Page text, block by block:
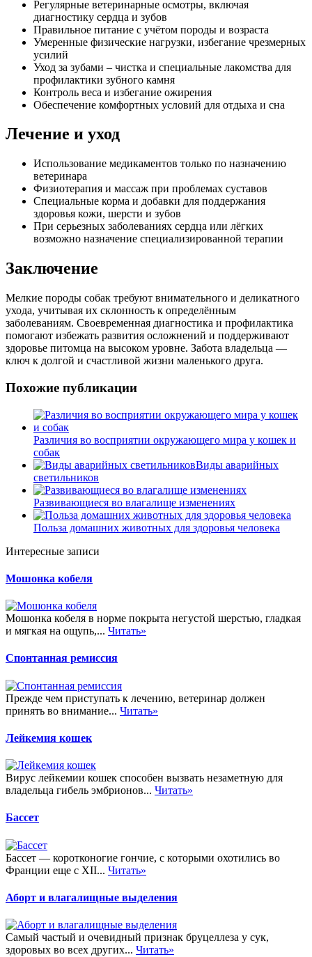
Регулярные ветеринарные осмотры, включая
диагностику сердца и зубов
Правильное питание с учётом породы и возраста
Умеренные физические нагрузки, избегание чрезмерных
усилий
Уход за зубами – чистка и специальные лакомства для
профилактики зубного камня
Контроль веса и избегание ожирения
Обеспечение комфортных условий для отдыха и сна
Лечение и уход
Использование медикаментов только по назначению
ветеринара
Физиотерапия и массаж при проблемах суставов
Специальные корма и добавки для поддержания
здоровья кожи, шерсти и зубов
При серьезных заболеваниях сердца или лёгких
возможно назначение специализированной терапии
Заключение
Мелкие породы собак требуют внимательного и деликатного
ухода, учитывая их склонность к определённым
заболеваниям. Своевременная диагностика и профилактика
помогают избежать развития осложнений и поддерживают
здоровье питомца на высоком уровне. Забота владельца —
ключ к долгой и счастливой жизни маленького друга.
Похожие публикации
Различия во восприятии окружающего мира у кошек и
собак
Виды аварийных
светильников
Развивающиеся во влагалище изменениях
Польза домашних животных для здоровья человека
Интересные записи
Мошонка кобеля
Мошонка кобеля в норме покрыта негустой шерстью, гладкая
и мягкая на ощупь,... Читать»
Спонтанная ремиссия
Прежде чем приступать к лечению, ветеринар должен
принять во внимание... Читать»
Лейкемия кошек
Вирус лейкемии кошек способен вызвать незаметную для
владельца гибель эмбрионов... Читать»
Бассет
Бассет — коротконогие гончие, с которыми охотились во
Франции еще с XII... Читать»
Аборт и влагалищные выделения
Самый частый и очевидный признак бруцеллеза у сук,
здоровых во всех других... Читать»